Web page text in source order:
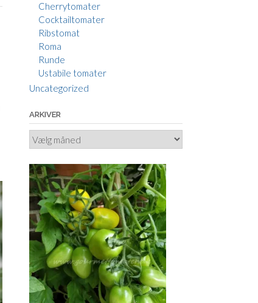
Cherrytomater
Cocktailtomater
Ribstomat
Roma
Runde
Ustabile tomater
Uncategorized
ARKIVER
Arkiver